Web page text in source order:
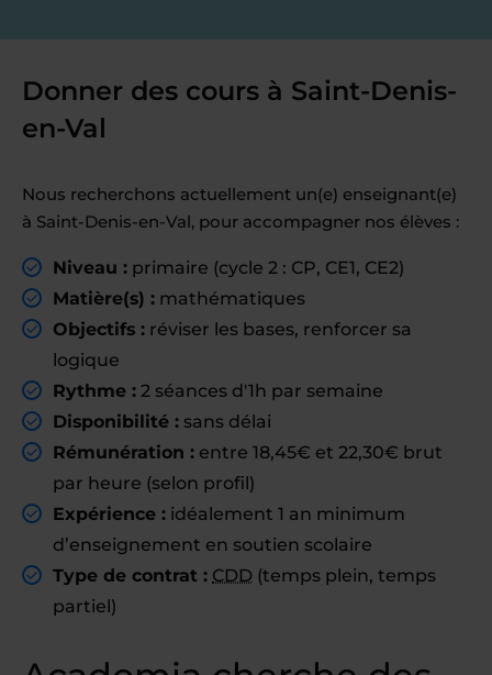
Donner des cours à Saint-Denis-
en-Val
Nous recherchons actuellement un(e) enseignant(e)
à Saint-Denis-en-Val, pour accompagner nos élèves :
Niveau : primaire (cycle 2 : CP, CE1, CE2)
Matière(s) : mathématiques
Objectifs : réviser les bases, renforcer sa
logique
Rythme : 2 séances d'1h par semaine
Disponibilité : sans délai
Rémunération : entre 18,45€ et 22,30€ brut
par heure (selon profil)
Expérience : idéalement 1 an minimum
d’enseignement en soutien scolaire
Type de contrat : CDD (temps plein, temps
partiel)